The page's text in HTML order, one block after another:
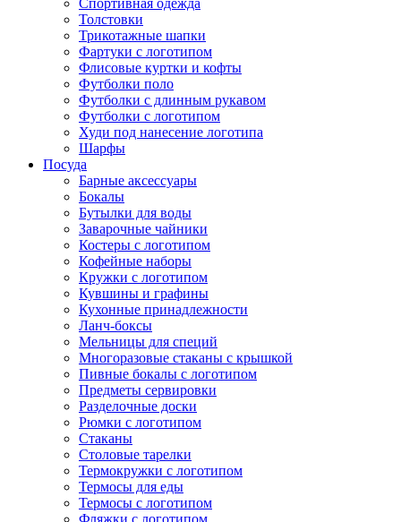
Спортивная одежда
Толстовки
Трикотажные шапки
Фартуки с логотипом
Флисовые куртки и кофты
Футболки поло
Футболки с длинным рукавом
Футболки с логотипом
Худи под нанесение логотипа
Шарфы
Посуда
Барные аксессуары
Бокалы
Бутылки для воды
Заварочные чайники
Костеры с логотипом
Кофейные наборы
Кружки с логотипом
Кувшины и графины
Кухонные принадлежности
Ланч-боксы
Мельницы для специй
Многоразовые стаканы с крышкой
Пивные бокалы с логотипом
Предметы сервировки
Разделочные доски
Рюмки с логотипом
Стаканы
Столовые тарелки
Термокружки с логотипом
Термосы для еды
Термосы с логотипом